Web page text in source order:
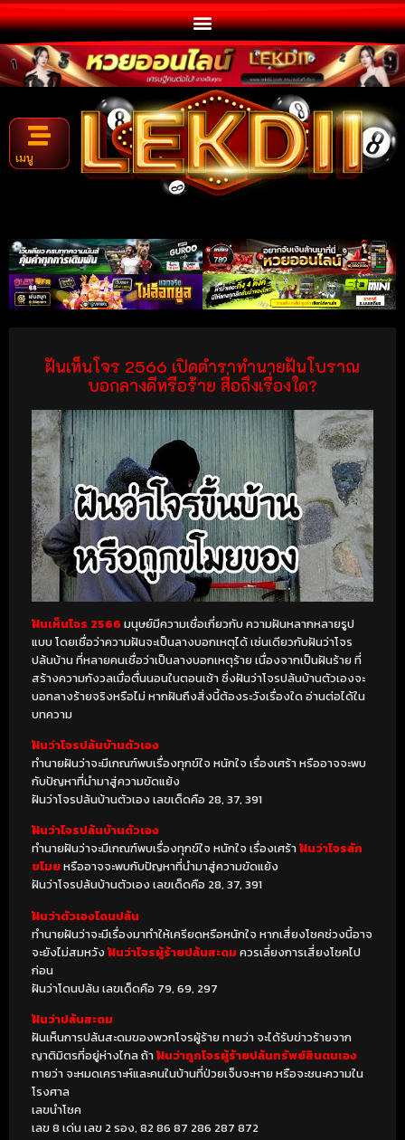
เมนู
ฝันเห็นโจร 2566 เปิดตำราทำนายฝันโบราณ
บอกลางดีหรือร้าย สื่อถึงเรื่องใด?
ฝันเห็นโจร 2566 มนุษย์มีความเชื่อเกี่ยวกับ ความฝันหลากหลายรูป
แบบ โดยเชื่อว่าความฝันจะเป็นลางบอกเหตุได้ เช่นเดียวกับฝันว่าโจร
ปล้นบ้าน ที่หลายคนเชื่อว่าเป็นลางบอกเหตุร้าย เนื่องจากเป็นฝันร้าย ที่
สร้างความกังวลเมื่อตื่นนอนในตอนเช้า ซึ่งฝันว่าโจรปล้นบ้านตัวเองจะ
บอกลางร้ายจริงหรือไม่ หากฝันถึงสิ่งนี้ต้องระวังเรื่องใด อ่านต่อได้ใน
บทความ
ฝันว่าโจรปล้นบ้านตัวเอง
ทำนายฝันว่าจะมีเกณฑ์พบเรื่องทุกข์ใจ หนักใจ เรื่องเศร้า หรืออาจจะพบ
กับปัญหาที่นำมาสู่ความขัดแย้ง
ฝันว่าโจรปล้นบ้านตัวเอง เลขเด็ดคือ 28, 37, 391
ฝันว่าโจรปล้นบ้านตัวเอง
ทำนายฝันว่าจะมีเกณฑ์พบเรื่องทุกข์ใจ หนักใจ เรื่องเศร้าฝันว่าโจรลัก
ขโมยหรืออาจจะพบกับปัญหาที่นำมาสู่ความขัดแย้ง
ฝันว่าโจรปล้นบ้านตัวเอง เลขเด็ดคือ 28, 37, 391
ฝันว่าตัวเองโดนปล้น
ทำนายฝันว่าจะมีเรื่องมาทำให้เครียดหรือหนักใจ หากเสี่ยงโชคช่วงนี้อาจ
จะยังไม่สมหวัง ฝันว่าโจรผู้ร้ายปล้นสะดม ควรเลี่ยงการเสี่ยงโชคไป
ก่อน
ฝันว่าโดนปล้น เลขเด็ดคือ 79, 69, 297
ฝันว่าปล้นสะดม
ฝันเห็นการปล้นสะดมของพวกโจรผู้ร้าย ทายว่า จะได้รับข่าวร้ายจาก
ญาติมิตรที่อยู่ห่างไกล ถ้าฝันว่าถูกโจรผู้ร้ายปล้นทรัพย์สินตนเอง
ทายว่า จะหมดเคราะห์และคนในบ้านที่ป่วยเจ็บจะหาย หรือจะชนะความใน
โรงศาล
เลขนำโชค
เลข 8 เด่น เลข 2 รอง, 82 86 87 286 287 872